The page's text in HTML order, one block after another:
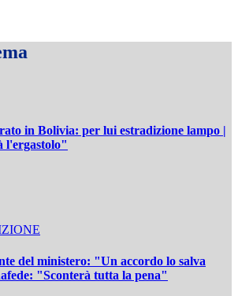
in Bolivia: per lui estradizione lampo |
l'ergastolo"
del ministero: "Un accordo lo salva
"Sconterà tutta la pena"